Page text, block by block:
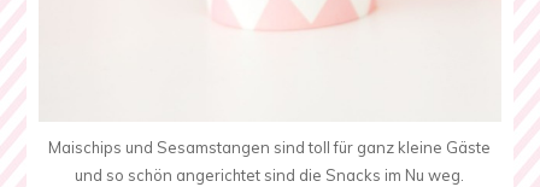
Maischips und Sesamstangen sind toll für ganz kleine Gäste
und so schön angerichtet sind die Snacks im Nu weg.